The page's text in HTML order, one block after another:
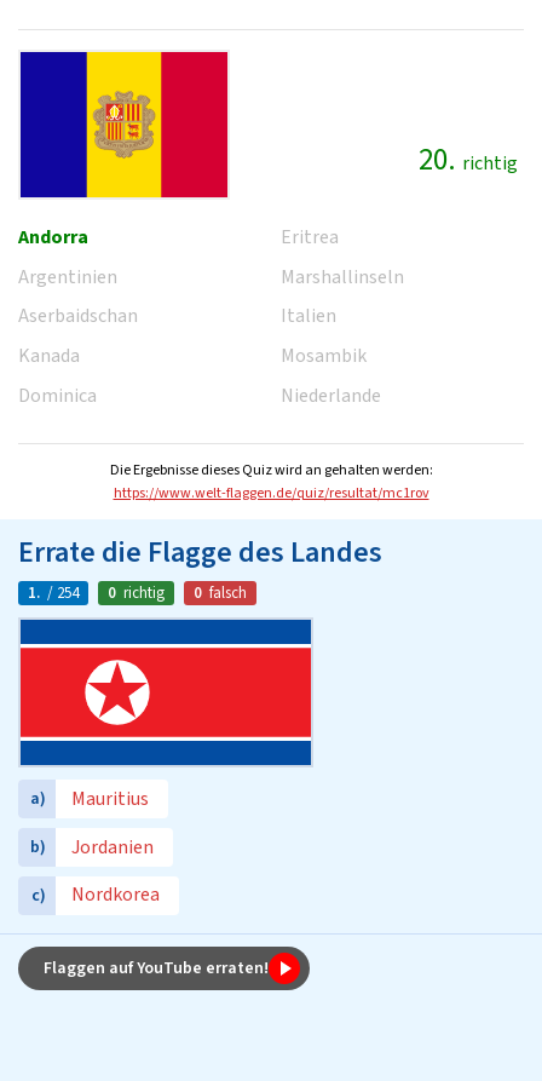
20. richtig
Andorra
Argentinien
Aserbaidschan
Kanada
Dominica
Eritrea
Marshallinseln
Italien
Mosambik
Niederlande
Die Ergebnisse dieses Quiz wird an gehalten werden:
https://www.welt-flaggen.de/quiz/resultat/mc1rov
Errate die Flagge des Landes
1. / 254 0 richtig 0 falsch
a) Mauritius
b) Jordanien
c) Nordkorea
Flaggen auf YouTube erraten!